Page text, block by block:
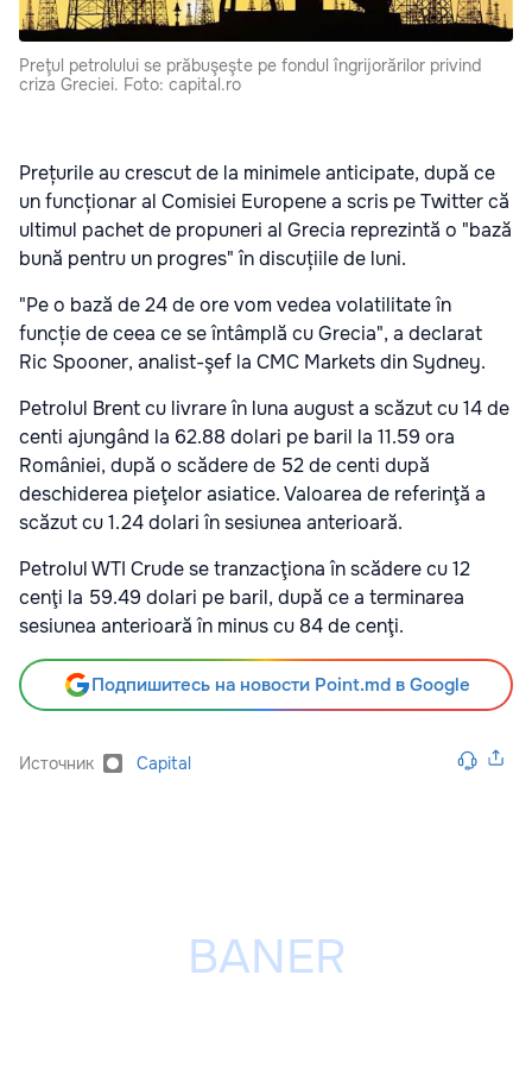
Preţul petrolului se prăbuşeşte pe fondul îngrijorărilor privind
criza Greciei. Foto: capital.ro
Prețurile au crescut de la minimele anticipate, după ce
un funcționar al Comisiei Europene a scris pe Twitter că
ultimul pachet de propuneri al Grecia reprezintă o "bază
bună pentru un progres" în discuțiile de luni.
"Pe o bază de 24 de ore vom vedea volatilitate în
funcție de ceea ce se întâmplă cu Grecia", a declarat
Ric Spooner, analist-şef la CMC Markets din Sydney.
Petrolul Brent cu livrare în luna august a scăzut cu 14 de
centi ajungând la 62.88 dolari pe baril la 11.59 ora
României, după o scădere de 52 de centi după
deschiderea pieţelor asiatice. Valoarea de referinţă a
scăzut cu 1.24 dolari în sesiunea anterioară.
Petrolul WTI Crude se tranzacţiona în scădere cu 12
cenţi la 59.49 dolari pe baril, după ce a terminarea
sesiunea anterioară în minus cu 84 de cenţi.
Подпишитесь на новости Point.md в Google
Источник Capital